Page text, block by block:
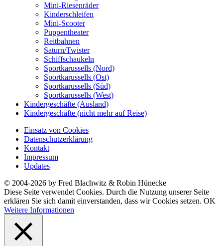
Mini-Riesenräder
Kinderschleifen
Mini-Scooter
Puppentheater
Reitbahnen
Saturn/Twister
Schiffschaukeln
Sportkarussells (Nord)
Sportkarussells (Ost)
Sportkarussells (Süd)
Sportkarussells (West)
Kindergeschäfte (Ausland)
Kindergeschäfte (nicht mehr auf Reise)
Einsatz von Cookies
Datenschutzerklärung
Kontakt
Impressum
Updates
© 2004-2026 by Fred Blachwitz & Robin Hünecke
Diese Seite verwendet Cookies. Durch die Nutzung unserer Seite
erklären Sie sich damit einverstanden, dass wir Cookies setzen. OK
Weitere Informationen